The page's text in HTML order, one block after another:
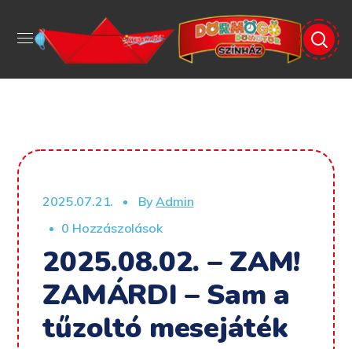
2025.07.21. ByAdmin
0 Hozzászolások
2025.08.02. – ZAM!
ZAMÁRDI – Sam a
tűzoltó mesejáték